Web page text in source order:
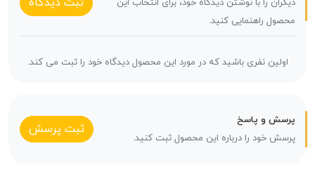
دیگران را با نوشتن دیدگاه خود، برای انتخاب این
محصول راهنمایی کنید.
اولین نفری باشید که در مورد این محصول دیدگاه خود را ثبت می کند.
پرسش و پاسخ
پرسش خود را درباره این محصول ثبت کنید.
ثبت پرسش